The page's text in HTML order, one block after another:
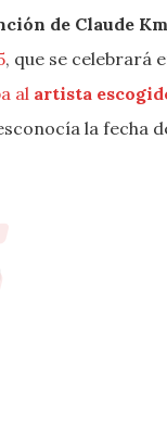
de Claude
, que se celebrará
al artista
la fecha